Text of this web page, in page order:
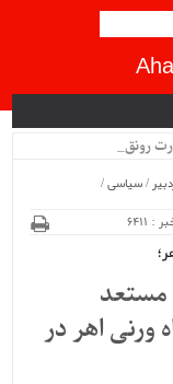
رونق تو.
/سیاسی/
6411
مستعد
ورنی اهر در